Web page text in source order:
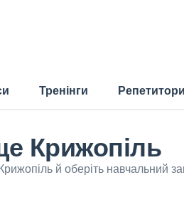
Тренінги Репетитори
Крижопіль
й оберіть навчальний